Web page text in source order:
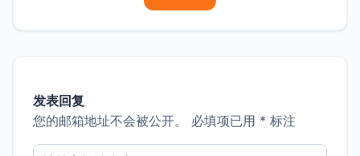
发表回复
您的邮箱地址不会被公开。
必填项已用 * 标注